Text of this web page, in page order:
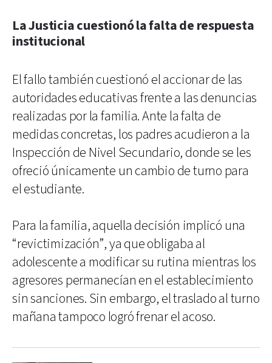
La Justicia cuestionó la falta de respuesta
institucional
El fallo también cuestionó el accionar de las
autoridades educativas frente a las denuncias
realizadas por la familia. Ante la falta de
medidas concretas, los padres acudieron a la
Inspección de Nivel Secundario, donde se les
ofreció únicamente un cambio de turno para
el estudiante.
Para la familia, aquella decisión implicó una
“revictimización”, ya que obligaba al
adolescente a modificar su rutina mientras los
agresores permanecían en el establecimiento
sin sanciones. Sin embargo, el traslado al turno
mañana tampoco logró frenar el acoso.